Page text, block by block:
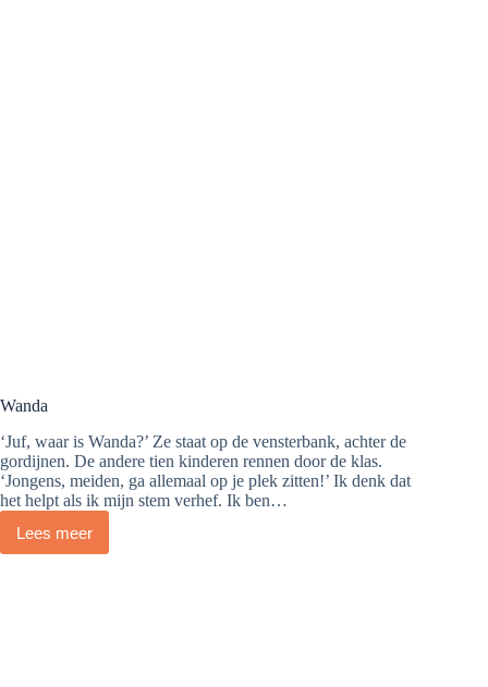
Wanda
‘Juf, waar is Wanda?’ Ze staat op de vensterbank, achter de
gordijnen. De andere tien kinderen rennen door de klas.
‘Jongens, meiden, ga allemaal op je plek zitten!’ Ik denk dat
het helpt als ik mijn stem verhef. Ik ben…
Lees meer
Wanda